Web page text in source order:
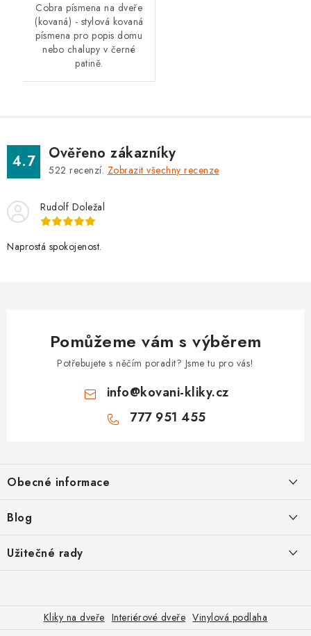
Cobra písmena na dveře
(kovaná) - stylová kovaná
písmena pro popis domu
nebo chalupy v černé
patině.
4.7 Ověřeno zákazníky
522 recenzí. Zobrazit všechny recenze
Rudolf Doležal
Naprostá spokojenost.
Pomůžeme vám s výběrem
Potřebujete s něčím poradit? Jsme tu pro vás!
info@kovani-kliky.cz
777 951 455
p
a
Obecné informace
OP
Poštovné
Blog
Odolné kliky pro zátěžové prostory
Užitečné rady
Jak vybrat bezpečnostní kliku
Kliky na dveře Interiérové dveře Vinylová podlaha